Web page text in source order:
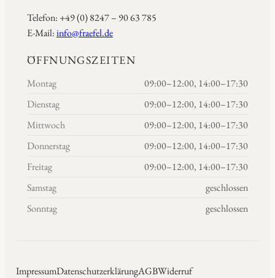
Telefon: +49 (0) 8247 – 90 63 785
E-Mail:info@fraefel.de
ÖFFNUNGSZEITEN
Montag
09:00–12:00, 14:00–17:30
Dienstag
09:00–12:00, 14:00–17:30
Mittwoch
09:00–12:00, 14:00–17:30
Donnerstag
09:00–12:00, 14:00–17:30
Freitag
09:00–12:00, 14:00–17:30
Samstag
geschlossen
Sonntag
geschlossen
ImpressumDatenschutzerklärungAGBWiderruf